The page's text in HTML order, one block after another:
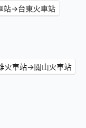
站→台東火車站
火車站→關山火車站